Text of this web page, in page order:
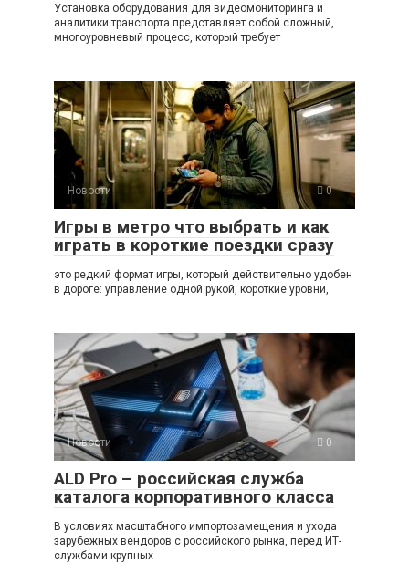
Установка оборудования для видеомониторинга и
аналитики транспорта представляет собой сложный,
многоуровневый процесс, который требует
Новости 0
Игры в метро что выбрать и как
играть в короткие поездки сразу
это редкий формат игры, который действительно удобен
в дороге: управление одной рукой, короткие уровни,
Новости 0
ALD Pro – российская служба
каталога корпоративного класса
В условиях масштабного импортозамещения и ухода
зарубежных вендоров с российского рынка, перед ИТ-
службами крупных